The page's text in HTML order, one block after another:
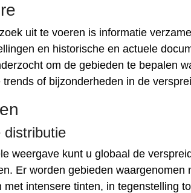
uit te voeren is informatie
en historische en actuele
om de gebieden te bepalen
trends of bijzonderheden in de
distributie
weergave kunt u globaal de
Er worden gebieden
met intensere tinten, in tegenstelling